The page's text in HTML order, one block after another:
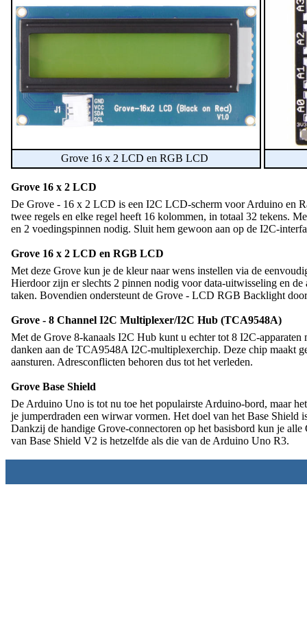
Grove 16 x 2 LCD en RGB LCD
Grove 16 x 2 LCD
De Grove - 16 x 2 LCD is een I2C LCD-scherm voor Arduino en
twee regels en elke regel heeft 16 kolommen, in totaal 32 tekens.
en 2 voedingspinnen nodig. Sluit hem gewoon aan op de I2C-
Grove 16 x 2 LCD en RGB LCD
Met deze Grove kun je de kleur naar wens instellen via de
Hierdoor zijn er slechts 2 pinnen nodig voor data-uitwisseling en
taken. Bovendien ondersteunt de Grove - LCD RGB Backlight
Grove - 8 Channel I2C Multiplexer/I2C Hub (TCA9548A)
Met de Grove 8-kanaals I2C Hub kunt u echter tot 8 I2C-
danken aan de TCA9548A I2C-multiplexerchip. Deze chip maakt
aansturen. Adresconflicten behoren dus tot het verleden.
Grove Base Shield
De Arduino Uno is tot nu toe het populairste Arduino-bord, maar
je jumperdraden een wirwar vormen. Het doel van het Base Shield
Dankzij de handige Grove-connectoren op het basisbord kun je
van Base Shield V2 is hetzelfde als die van de Arduino Uno R3.